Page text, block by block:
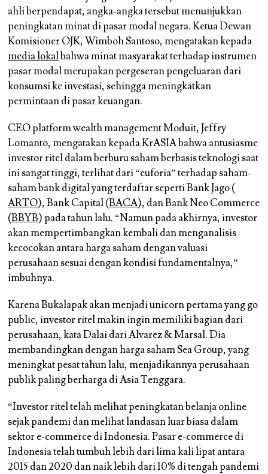
ahli berpendapat, angka-angka tersebut menunjukkan
peningkatan minat di pasar modal negara. Ketua Dewan
Komisioner OJK, Wimboh Santoso, mengatakan kepada
media lokalbahwa minat masyarakat terhadap instrumen
pasar modal merupakan pergeseran pengeluaran dari
konsumsi ke investasi, sehingga meningkatkan
permintaan di pasar keuangan.
CEO platform wealth management Moduit, Jeffry
Lomanto, mengatakan kepada KrASIA bahwa antusiasme
investor ritel dalam berburu saham berbasis teknologi saat
ini sangat tinggi, terlihat dari “euforia” terhadap saham-
saham bank digital yang terdaftar seperti Bank Jago (
ARTO), Bank Capital (BACA), dan Bank Neo Commerce
(BBYB) pada tahun lalu. “Namun pada akhirnya, investor
akan mempertimbangkan kembali dan menganalisis
kecocokan antara harga saham dengan valuasi
perusahaan sesuai dengan kondisi fundamentalnya,”
imbuhnya.
Karena Bukalapak akan menjadi unicorn pertama yang go
public, investor ritel makin ingin memiliki bagian dari
perusahaan, kata Dalai dari Alvarez & Marsal. Dia
membandingkan dengan harga saham Sea Group, yang
meningkat pesat tahun lalu, menjadikannya perusahaan
publik paling berharga di Asia Tenggara.
“Investor ritel telah melihat peningkatan belanja online
sejak pandemi dan melihat landasan luar biasa dalam
sektor e-commerce di Indonesia. Pasar e-commerce di
Indonesia telah tumbuh lebih dari lima kali lipat antara
2015 dan 2020 dan naik lebih dari 10% di tengah pandemi